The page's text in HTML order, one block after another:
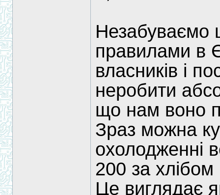
Незабуваємо
правилами в
власників і
неробити
що нам воно
Зраз можна
охолодженні
200 за хлібом
Це виглядає